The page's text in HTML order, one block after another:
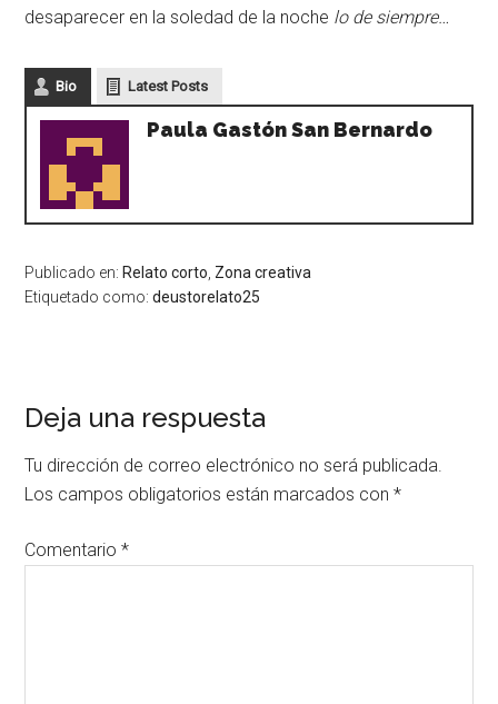
desaparecer en la soledad de la noche lo de siempre…
Bio Latest Posts
Paula Gastón San Bernardo
Publicado en: Relato corto Zona creativa
Etiquetado como:deustorelato25
Deja una respuesta
Tu dirección de correo electrónico no será publicada.
Los campos obligatorios están marcados con*
Comentario*